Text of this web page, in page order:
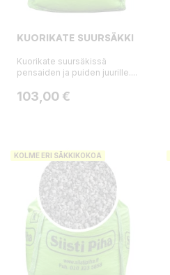
KUORIKATE SUURSÄKKI
Kuorikate suursäkissä
pensaiden ja puiden juurille....
Hinta
103,00 €
KOLME ERI SÄKKIKOKOA